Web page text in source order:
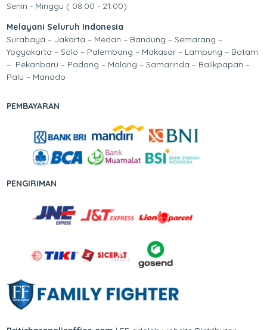
Senin - Minggu ( 08:00 - 21:00)
Melayani Seluruh Indonesia
Surabaya – Jakarta – Medan – Bandung – Semarang –
Yogyakarta – Solo – Palembang – Makasar – Lampung – Batam
– Pekanbaru – Padang – Malang – Samarinda – Balikpapan –
Palu – Manado
PEMBAYARAN
PENGIRIMAN